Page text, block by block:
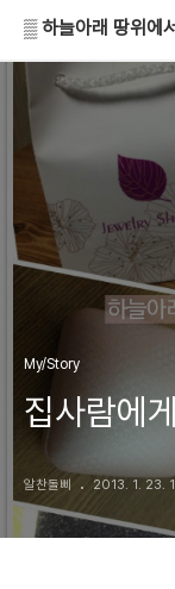
▒ 하늘아래 땅위에
My/Story
집사람에
알찬돌삐 2013. 1. 23.